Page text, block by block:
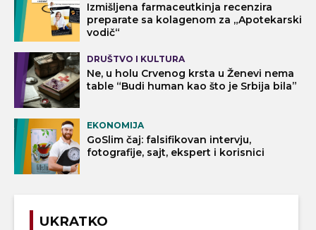
Izmišljena farmaceutkinja recenzira
preparate sa kolagenom za „Apotekarski
vodič“
DRUŠTVO I KULTURA
Ne, u holu Crvenog krsta u Ženevi nema
table “Budi human kao što je Srbija bila”
EKONOMIJA
GoSlim čaj: falsifikovan intervju,
fotografije, sajt, ekspert i korisnici
UKRATKO